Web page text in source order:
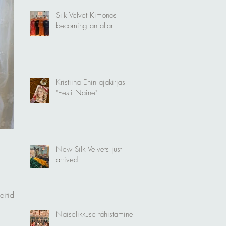
Silk Velvet Kimonos
becoming an altar
Kristiina Ehin ajakirjas
"Eesti Naine"
New Silk Velvets just
arrived!
Naiselikkuse tähistamine